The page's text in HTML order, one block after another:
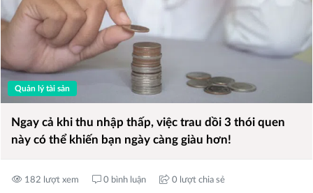
Quản lý tài sản
Ngay cả khi thu nhập thấp, việc trau dồi 3 thói quen
này có thể khiến bạn ngày càng giàu hơn!
182 lượt xem 0 bình luận 0 lượt chia sẻ